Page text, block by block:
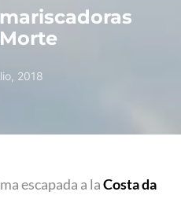
2018
escapada a laCosta da